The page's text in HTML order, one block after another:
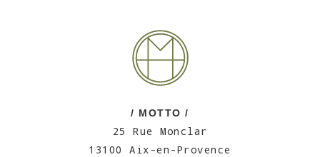
/ MOTTO /
25 Rue Monclar
13100 Aix-en-Provence